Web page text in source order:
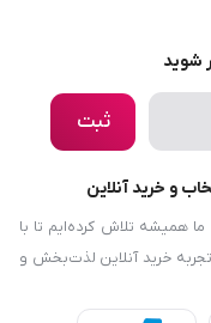
شوید
ثبت
و خرید آنلاین
همیشه تلاش کرده‌ایم تا با
خرید آنلاین لذت‌بخش و
که نیازها و دانش مرتبط با